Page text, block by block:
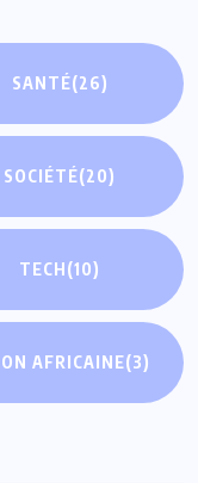
SANTÉ(26)
SOCIÉTÉ(20)
TECH(10)
AFRICAINE(3)